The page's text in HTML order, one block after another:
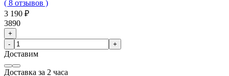
( 8 отзывов )
3 190 ₽
3890
+
-
+
Доставим
Доставка за 2 часа